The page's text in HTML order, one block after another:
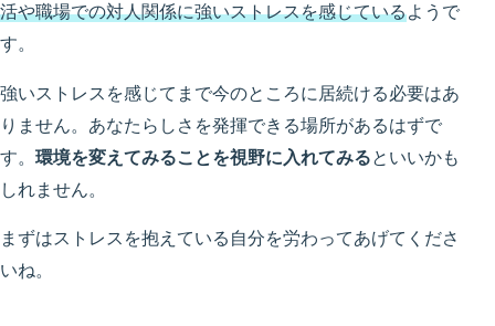
活や職場での対人関係に強いストレスを感じているようで
す。
強いストレスを感じてまで今のところに居続ける必要はあ
りません。あなたらしさを発揮できる場所があるはずで
す。 環境を変えてみることを視野に入れてみるといいかも
しれません。
まずはストレスを抱えている自分を労わってあげてくださ
いね。